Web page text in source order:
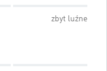
zbyt luźne